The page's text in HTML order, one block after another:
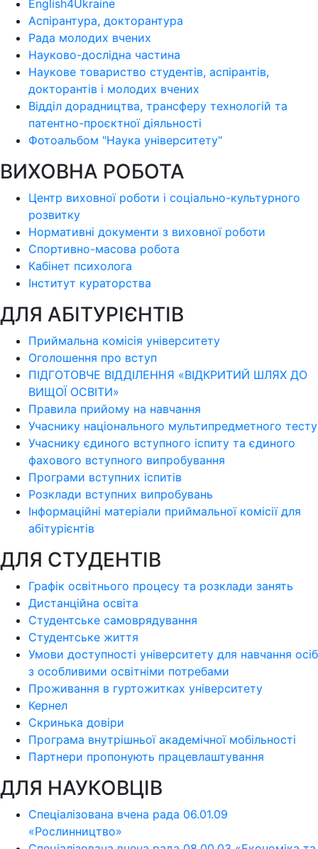
English4Ukraine
Аспірантура, докторантура
Рада молодих вчених
Науково-дослідна частина
Наукове товариство студентів, аспірантів,
докторантів і молодих вчених
Відділ дорадництва, трансферу технологій та
патентно-проєктної діяльності
Фотоальбом "Наука університету"
ВИХОВНА РОБОТА
Центр виховної роботи і соціально-культурного
розвитку
Нормативні документи з виховної роботи
Спортивно-масова робота
Кабінет психолога
Інститут кураторства
ДЛЯ АБІТУРІЄНТІВ
Приймальна комісія університету
Оголошення про вступ
ПІДГОТОВЧЕ ВІДДІЛЕННЯ «ВІДКРИТИЙ ШЛЯХ ДО
ВИЩОЇ ОСВІТИ»
Правила прийому на навчання
Учаснику національного мультипредметного тесту
Учаснику єдиного вступного іспиту та єдиного
фахового вступного випробування
Програми вступних іспитів
Розклади вступних випробувань
Інформаційні матеріали приймальної комісії для
абітурієнтів
ДЛЯ СТУДЕНТІВ
Графік освітнього процесу та розклади занять
Дистанційна освіта
Студентське самоврядування
Студентське життя
Умови доступності університету для навчання осіб
з особливими освітніми потребами
Проживання в гуртожитках університету
Кернел
Скринька довіри
Програма внутрішньої академічної мобільності
Партнери пропонують працевлаштування
ДЛЯ НАУКОВЦІВ
Спеціалізована вчена рада 06.01.09
«Рослинництво»